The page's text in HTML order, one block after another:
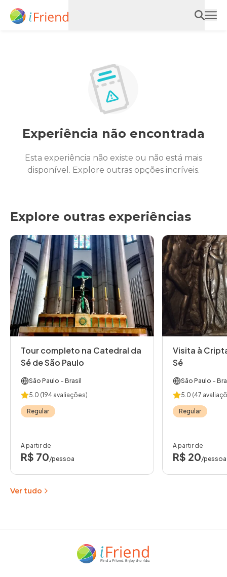
Experiência não encontrada
Esta experiência não existe ou não está mais
disponível. Explore outras opções incríveis.
Explore outras experiências
Tour completo na Catedral da
Sé de São Paulo
São Paulo - Brasil
5.0 (194 avaliações)
Regular
A partir de
R$ 70/pessoa
Visita à
Sé
São Paulo -
5.0 (47
Regular
A partir de
R$ 20/pessoa
Ver tudo